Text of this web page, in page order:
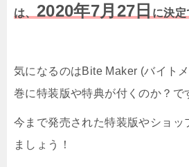
は、 2020年7月27日 に決定
気になるのはBite Maker (バイト
巻に特装版や特典が付くのか？で
今まで発売された特装版やショッ
ましょう！